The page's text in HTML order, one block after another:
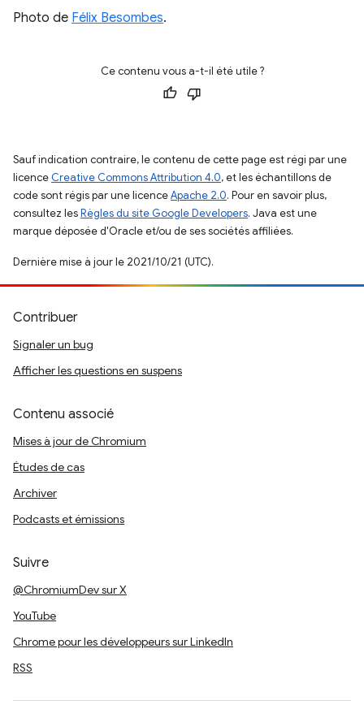
Photo de Félix Besombes.
Ce contenu vous a-t-il été utile ?
Sauf indication contraire, le contenu de cette page est régi par une
licence Creative Commons Attribution 4.0, et les échantillons de
code sont régis par une licenceApache 2.0. Pour en savoir plus,
consultez lesRègles du site Google Developers. Java est une
marque déposée d'Oracle et/ou de ses sociétés affiliées.
Dernière mise à jour le 2021/10/21 (UTC).
Contribuer
Signaler un bug
Afficher les questions en suspens
Contenu associé
Mises à jour de Chromium
Études de cas
Archiver
Podcasts et émissions
Suivre
@ChromiumDev sur X
YouTube
Chrome pour les développeurs sur LinkedIn
RSS